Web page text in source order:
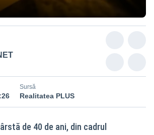
Sursă
Realitatea PLUS
de 40 de ani, din cadrul